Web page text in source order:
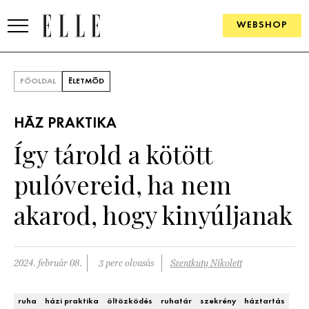
WEBSHOP
SZÉPSÉG
KULTÚRA
ÉLETMÓD
PÁRKAPCSOLAT
FŐOLDAL ÉLETMÓD
HÁZ PRAKTIKA
Így tárold a kötött
pulóvereid, ha nem
akarod, hogy kinyúljanak
2024. február 08. 3 perc olvasás Szentkuty Nikolett
ruha házi praktika öltözködés ruhatár szekrény háztartás